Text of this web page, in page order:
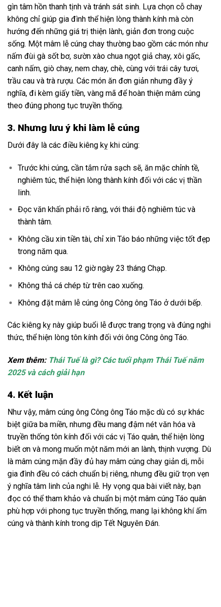
gìn tâm hồn thanh tịnh và tránh sát sinh. Lựa chọn cỗ chay
không chỉ giúp gia đình thể hiện lòng thành kính mà còn
hướng đến những giá trị thiện lành, giản đơn trong cuộc
sống. Một mâm lễ cúng chay thường bao gồm các món như
nấm đùi gà sốt bơ, sườn xào chua ngọt giả chay, xôi gấc,
canh nấm, giò chay, nem chay, chè, cùng với trái cây tươi,
trầu cau và trà rượu. Các món ăn đơn giản nhưng đầy ý
nghĩa, đi kèm giấy tiền, vàng mã để hoàn thiện mâm cúng
theo đúng phong tục truyền thống.
3. Nhưng lưu ý khi làm lễ cúng
Dưới đây là các điều kiêng kỵ khi cúng:
Trước khi cúng, cần tắm rửa sạch sẽ, ăn mặc chỉnh tề,
nghiêm túc, thể hiện lòng thành kính đối với các vị thần
linh.
Đọc văn khấn phải rõ ràng, với thái độ nghiêm túc và
thành tâm.
Không cầu xin tiền tài, chỉ xin Táo báo những việc tốt đẹp
trong năm qua.
Không cúng sau 12 giờ ngày 23 tháng Chạp.
Không thả cá chép từ trên cao xuống.
Không đặt mâm lễ cúng ông Công ông Táo ở dưới bếp.
Các kiêng kỵ này giúp buổi lễ được trang trọng và đúng nghi
thức, thể hiện lòng tôn kính đối với ông Công ông Táo.
Xem thêm: Thái Tuế là gì? Các tuổi phạm Thái Tuế năm
2025 và cách giải hạn
4. Kết luận
Như vậy, mâm cúng ông Công ông Táo mặc dù có sự khác
biệt giữa ba miền, nhưng đều mang đậm nét văn hóa và
truyền thống tôn kính đối với các vị Táo quân, thể hiện lòng
biết ơn và mong muốn một năm mới an lành, thịnh vượng. Dù
là mâm cúng mặn đầy đủ hay mâm cúng chay giản dị, mỗi
gia đình đều có cách chuẩn bị riêng, nhưng đều giữ trọn vẹn
ý nghĩa tâm linh của nghi lễ. Hy vọng qua bài viết này, bạn
đọc có thể tham khảo và chuẩn bị một mâm cúng Táo quân
phù hợp với phong tục truyền thống, mang lại không khí ấm
cúng và thành kính trong dịp Tết Nguyên Đán.